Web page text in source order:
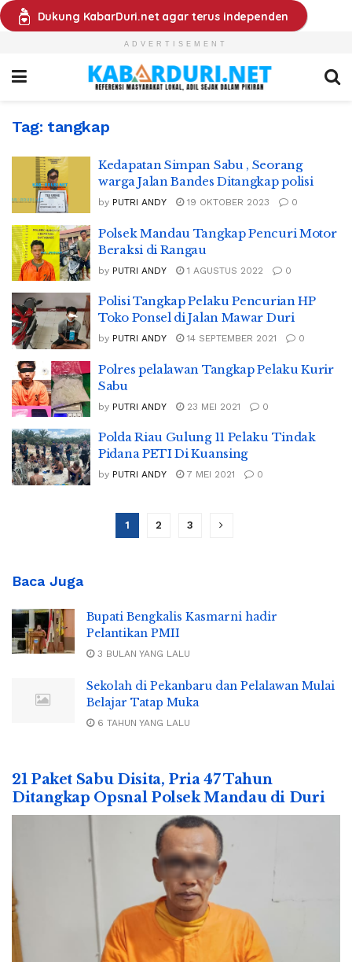
Dukung KabarDuri.net agar terus independen
ADVERTISEMENT
Tag: tangkap
Kedapatan Simpan Sabu , Seorang
warga Jalan Bandes Ditangkap polisi
by PUTRI ANDY 19 OKTOBER 2023 0
Polsek Mandau Tangkap Pencuri Motor
Beraksi di Rangau
by PUTRI ANDY 1 AGUSTUS 2022 0
Polisi Tangkap Pelaku Pencurian HP
Toko Ponsel di Jalan Mawar Duri
by PUTRI ANDY 14 SEPTEMBER 2021 0
Polres pelalawan Tangkap Pelaku Kurir
Sabu
by PUTRI ANDY 23 MEI 2021 0
Polda Riau Gulung 11 Pelaku Tindak
Pidana PETI Di Kuansing
by PUTRI ANDY 7 MEI 2021 0
1 2 3
Baca Juga
Bupati Bengkalis Kasmarni hadir
Pelantikan PMII
3 BULAN YANG LALU
Sekolah di Pekanbaru dan Pelalawan Mulai
Belajar Tatap Muka
6 TAHUN YANG LALU
21 Paket Sabu Disita, Pria 47 Tahun
Ditangkap Opsnal Polsek Mandau di Duri